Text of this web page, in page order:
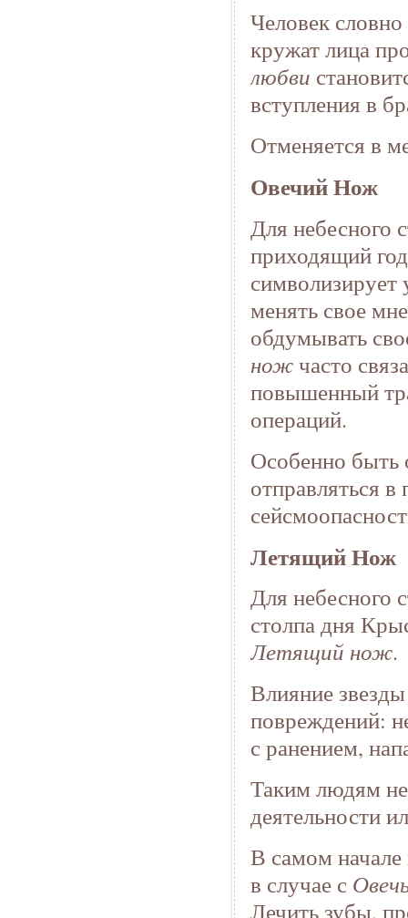
Человек
кружат лица
любви
вступления в
Отменяется в
Овечий Нож
Для небесного
приходящий
символизирует
менять свое
обдумывать
ножчасто
повышенный
операций.
Особенно быть
отправляться
Летящий Нож
Для небесного
столпа дня
Летящий нож.
Влияние
повреждений:
с ранением,
Таким людям
деятельности
В самом начале
в случае с
Лечить зубы,